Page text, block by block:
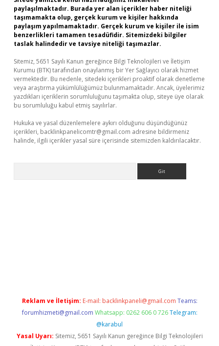
paylaşılmaktadır. Burada yer alan içerikler haber niteliği
taşımamakta olup, gerçek kurum ve kişiler hakkında
paylaşım yapılmamaktadır. Gerçek kurum ve kişiler ile isim
benzerlikleri tamamen tesadüfidir. Sitemizdeki bilgiler
taslak halindedir ve tavsiye niteliği taşımazlar.
Sitemiz, 5651 Sayılı Kanun gereğince Bilgi Teknolojileri ve İletişim
Kurumu (BTK) tarafından onaylanmış bir Yer Sağlayıcı olarak hizmet
vermektedir. Bu nedenle, sitedeki içerikleri proaktif olarak denetleme
veya araştırma yükümlülüğümüz bulunmamaktadır. Ancak, üyelerimiz
yazdıkları içeriklerin sorumluluğunu taşımakta olup, siteye üye olarak
bu sorumluluğu kabul etmiş sayılırlar.
Hukuka ve yasal düzenlemelere aykırı olduğunu düşündüğünüz
içerikleri, backlinkpanelicomtr@gmail.com adresine bildirmeniz
halinde, ilgili içerikler yasal süre içerisinde sitemizden kaldırılacaktır.
Reklam ve İletişim: E-mail: backlinkpaneli@gmail.com Teams:
forumhizmeti@gmail.com Whatsapp: 0262 606 0 726 Telegram:
@karabul
Yasal Uyarı: Sitemiz, 5651 Sayılı Kanun gereğince Bilgi Teknolojileri